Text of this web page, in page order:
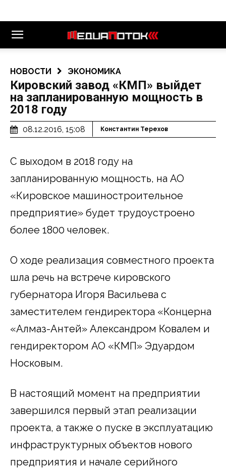
НОВОСТИ ЭКОНОМИКА
Кировский завод «КМП» выйдет
на запланированную мощность в
2018 году
08.12.2016, 15:08 Константин Терехов
С выходом в 2018 году на
запланированную мощность, на АО
«Кировское машиностроительное
предприятие» будет трудоустроено
более 1800 человек.
О ходе реализация совместного проекта
шла речь на встрече кировского
губернатора Игоря Васильева с
заместителем гендиректора «Концерна
«Алмаз-Антей» Александром Ковалем и
гендиректором АО «КМП» Эдуардом
Носковым.
В настоящий момент на предприятии
завершился первый этап реализации
проекта, а также о пуске в эксплуатацию
инфраструктурных объектов нового
предприятия и начале серийного